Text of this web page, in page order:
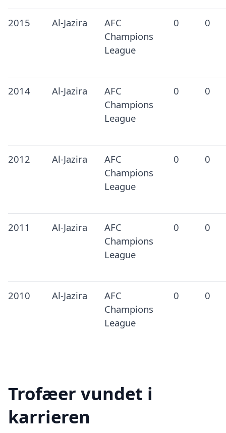
2015 Al-Jazira
AFC
Champions
League
0 0
2014 Al-Jazira
AFC
Champions
League
0 0
2012 Al-Jazira
AFC
Champions
League
0 0
2011 Al-Jazira
AFC
Champions
League
0 0
2010 Al-Jazira
AFC
Champions
League
0 0
Trofæer vundet i
karrieren